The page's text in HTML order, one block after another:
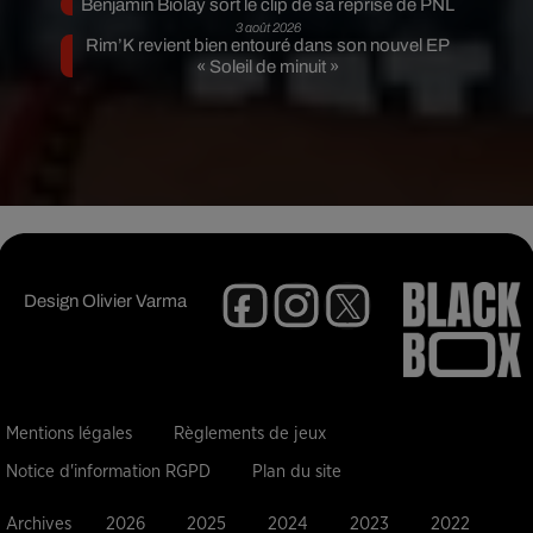
Benjamin Biolay sort le clip de sa reprise de PNL
3 août 2026
Rim’K revient bien entouré dans son nouvel EP
« Soleil de minuit »
DesignOlivier Varma
Mentions légales Règlements de jeux
Notice d'information RGPD Plan du site
Archives 2026 2025 2024 2023 2022